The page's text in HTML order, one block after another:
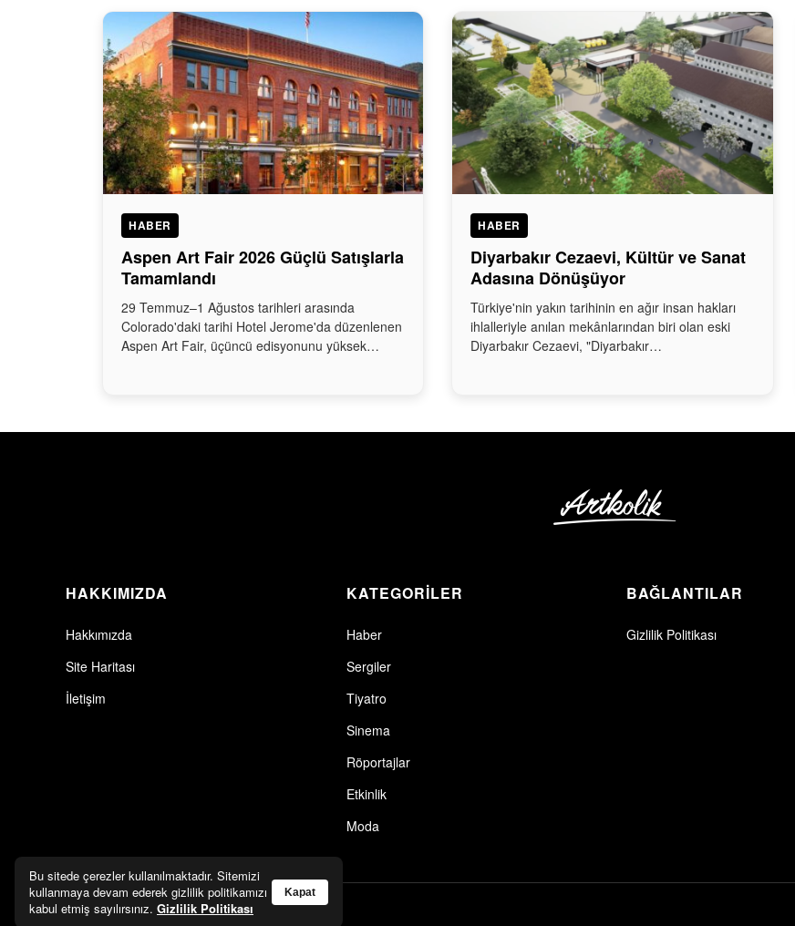
HABER
Aspen Art Fair 2026 Güçlü Satışlarla
Tamamlandı
29 Temmuz–1 Ağustos tarihleri arasında
Colorado'daki tarihi Hotel Jerome'da düzenlenen
Aspen Art Fair, üçüncü edisyonunu yüksek…
HABER
Diyarbakır Cezaevi, Kültür ve Sanat
Adasına Dönüşüyor
Türkiye'nin yakın tarihinin en ağır insan hakları
ihlalleriyle anılan mekânlarından biri olan eski
Diyarbakır Cezaevi, "Diyarbakır…
HAKKIMIZDA
Hakkımızda
Site Haritası
İletişim
KATEGORİLER
Haber
Sergiler
Tiyatro
Sinema
Röportajlar
Etkinlik
Moda
BAĞLANTILAR
Gizlilik Politikası
© 2026 Artkolik. Tüm hakları saklıdır.
Bu sitede çerezler kullanılmaktadır. Sitemizi
kullanmaya devam ederek gizlilik politikamızı
kabul etmiş sayılırsınız. Gizlilik Politikası
Kapat